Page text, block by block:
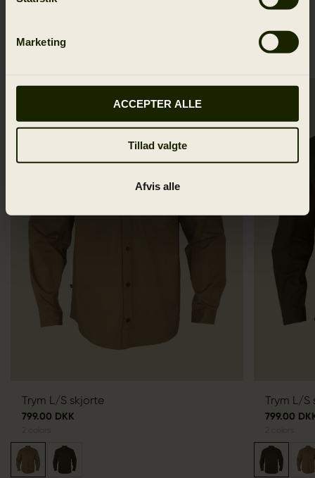
Marketing
ACCEPTER ALLE
Tillad valgte
Afvis alle
LIGNENDE PRODUKTER
Trym L/S skjorte
799.00 DKK
Trym L/S
799.00